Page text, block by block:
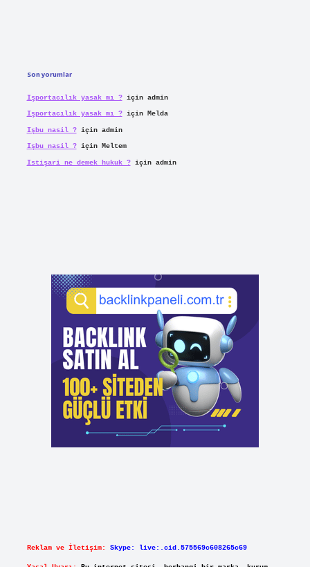
Son yorumlar
Işportacılık yasak mı ?için admin
Işportacılık yasak mı ?için Melda
Işbu nasil ?için admin
Işbu nasil ?için Meltem
Istişari ne demek hukuk ?için admin
Reklam ve İletişim: Skype: live:.cid.575569c608265c69